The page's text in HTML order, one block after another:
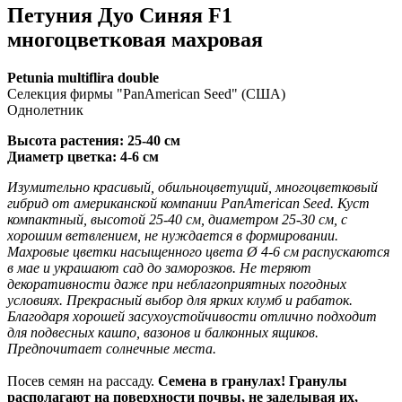
Петуния Дуо Синяя F1
многоцветковая махровая
Petunia multiflira double
Селекция фирмы "PanAmerican Seed" (США)
Однолетник
Высота растения: 25-40 см
Диаметр цветка: 4-6 см
Изумительно красивый, обильноцветущий, многоцветковый
гибрид от американской компании PanAmerican Seed. Куст
компактный, высотой 25-40 см, диаметром 25-30 см, с
хорошим ветвлением, не нуждается в формировании.
Махровые цветки насыщенного цвета Ø 4-6 см распускаются
в мае и украшают сад до заморозков. Не теряют
декоративности даже при неблагоприятных погодных
условиях. Прекрасный выбор для ярких клумб и рабаток.
Благодаря хорошей засухоустойчивости отлично подходит
для подвесных кашпо, вазонов и балконных ящиков.
Предпочитает солнечные места.
Посев семян на рассаду. Семена в гранулах! Гранулы
располагают на поверхности почвы, не заделывая их,